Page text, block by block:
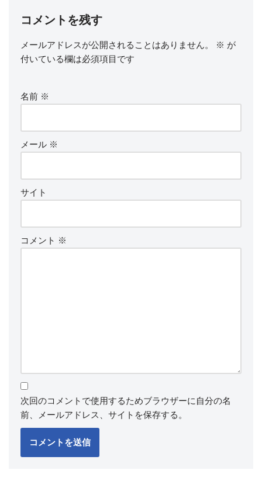
コメントを残す
メールアドレスが公開されることはありません。 ※ が
付いている欄は必須項目です
名前 ※
メール ※
サイト
コメント ※
次回のコメントで使用するためブラウザーに自分の名
前、メールアドレス、サイトを保存する。